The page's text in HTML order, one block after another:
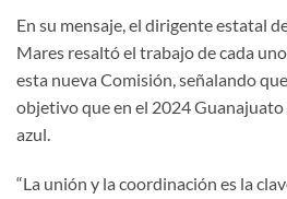
En su mensaje, el dirigente estatal
Mares resaltó el trabajo de cada
esta nueva Comisión, señalando
objetivo que en el 2024
azul.
“La unión y la coordinación es la